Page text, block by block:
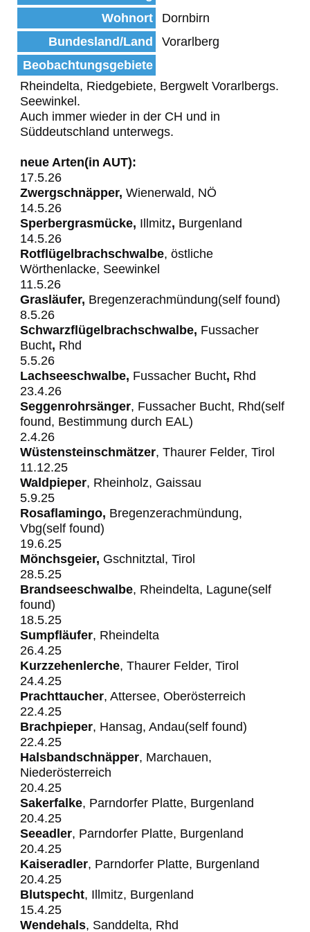
Wohnort
Dornbirn
Bundesland/Land
Vorarlberg
Beobachtungsgebiete
Rheindelta, Riedgebiete, Bergwelt Vorarlbergs.
Seewinkel.
Auch immer wieder in der CH und in
Süddeutschland unterwegs.
neue Arten(in AUT):
17.5.26
Zwergschnäpper, Wienerwald, NÖ
14.5.26
Sperbergrasmücke, Illmitz, Burgenland
14.5.26
Rotflügelbrachschwalbe, östliche
Wörthenlacke, Seewinkel
11.5.26
Grasläufer, Bregenzerachmündung(self found)
8.5.26
Schwarzflügelbrachschwalbe, Fussacher
Bucht, Rhd
5.5.26
Lachseeschwalbe, Fussacher Bucht, Rhd
23.4.26
Seggenrohrsänger, Fussacher Bucht, Rhd(self
found, Bestimmung durch EAL)
2.4.26
Wüstensteinschmätzer, Thaurer Felder, Tirol
11.12.25
Waldpieper, Rheinholz, Gaissau
5.9.25
Rosaflamingo, Bregenzerachmündung,
Vbg(self found)
19.6.25
Mönchsgeier, Gschnitztal, Tirol
28.5.25
Brandseeschwalbe, Rheindelta, Lagune(self
found)
18.5.25
Sumpfläufer, Rheindelta
26.4.25
Kurzzehenlerche, Thaurer Felder, Tirol
24.4.25
Prachttaucher, Attersee, Oberösterreich
22.4.25
Brachpieper, Hansag, Andau(self found)
22.4.25
Halsbandschnäpper, Marchauen,
Niederösterreich
20.4.25
Sakerfalke, Parndorfer Platte, Burgenland
20.4.25
Seeadler, Parndorfer Platte, Burgenland
20.4.25
Kaiseradler, Parndorfer Platte, Burgenland
20.4.25
Blutspecht, Illmitz, Burgenland
15.4.25
Wendehals, Sanddelta, Rhd